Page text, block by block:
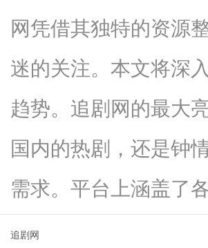
网凭借其独特的资源
迷的关注。本文将深
趋势。追剧网的最大
国内的热剧，还是钟
需求。平台上涵盖了
追剧网